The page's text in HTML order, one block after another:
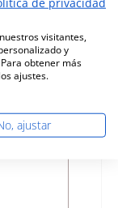
días
visitantes,
y
obtener más
ajustes.
ajustar